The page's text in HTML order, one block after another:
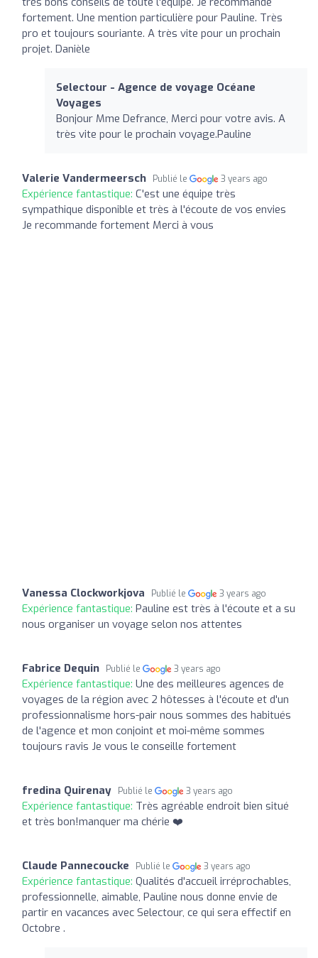
fortement. Une mention particulière pour Pauline. Très
pro et toujours souriante. A très vite pour un prochain
projet. Danièle
Selectour - Agence de voyage Océane
Voyages
Bonjour Mme Defrance, Merci pour votre avis. A
très vite pour le prochain voyage.Pauline
Valerie Vandermeersch Publié le 3 years ago
Expérience fantastique: C'est une équipe très
sympathique disponible et très à l'écoute de vos envies
Je recommande fortement Merci à vous
Vanessa Clockworkjova Publié le 3 years ago
Expérience fantastique: Pauline est très à l'écoute et a su
nous organiser un voyage selon nos attentes
Fabrice Dequin Publié le 3 years ago
Expérience fantastique: Une des meilleures agences de
voyages de la région avec 2 hôtesses à l'écoute et d'un
professionnalisme hors-pair nous sommes des habitués
de l'agence et mon conjoint et moi-même sommes
toujours ravis Je vous le conseille fortement
fredina Quirenay Publié le 3 years ago
Expérience fantastique: Très agréable endroit bien situé
et très bon!manquer ma chérie ❤️
Claude Pannecoucke Publié le 3 years ago
Expérience fantastique: Qualités d'accueil irréprochables,
professionnelle, aimable, Pauline nous donne envie de
partir en vacances avec Selectour, ce qui sera effectif en
Octobre .